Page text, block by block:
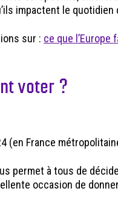
impactent le quotidien
sur : ce que l’Europe
voter ?
(en France
permet à tous de
occasion de